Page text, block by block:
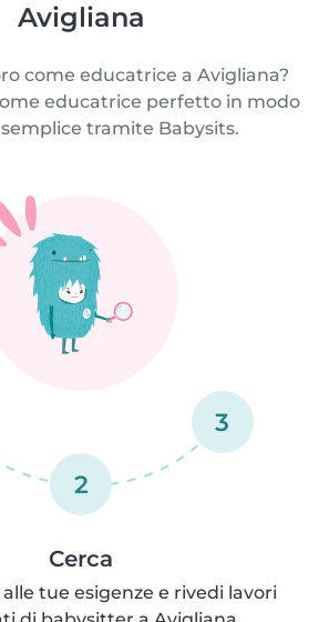
Avigliana
come educatrice a Avigliana?
educatrice perfetto in modo
tramite Babysits.
2
3
Cerca
tue esigenze e rivedi lavori